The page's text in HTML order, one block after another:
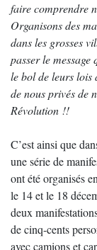
faire comprendre
Organisons des
dans les grosses
passer le message
le bol de leurs lois
de nous privés de
Révolution !!
C’est ainsi que
une série de
ont été organisés
le 14 et le 18
deux
de cinq-cents
avec camions et